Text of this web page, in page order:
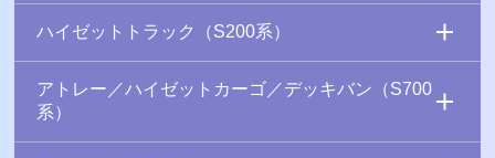
ハイゼットトラック（S200系）
アトレー／ハイゼットカーゴ／デッキバン（S700
系）